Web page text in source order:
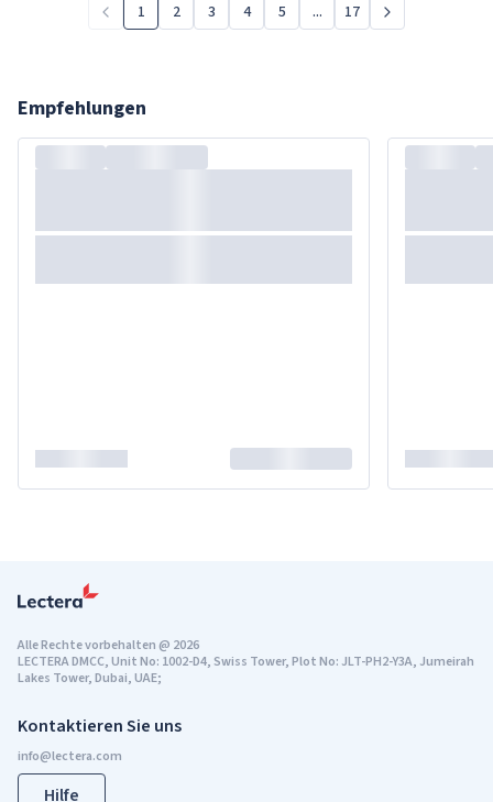
1 2 3 4 5 ... 17
Empfehlungen
Kontaktieren Sie uns
Hilfe
Alle Rechte vorbehalten@ 2026
LECTERA DMCC, Unit No: 1002-D4, Swiss Tower, Plot No: JLT-PH2-Y3A, Jumeirah
Lakes Tower, Dubai, UAE;